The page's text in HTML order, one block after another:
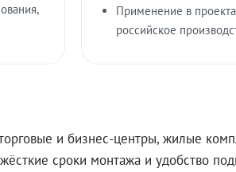
Применение в
российское
и бизнес-центры, жилые
сроки монтажа и удобство